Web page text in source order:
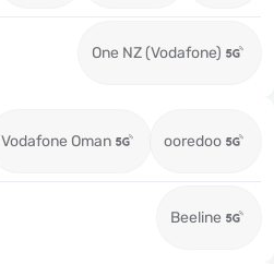
One NZ (Vodafone)
Vodafone Oman ooredoo
Beeline